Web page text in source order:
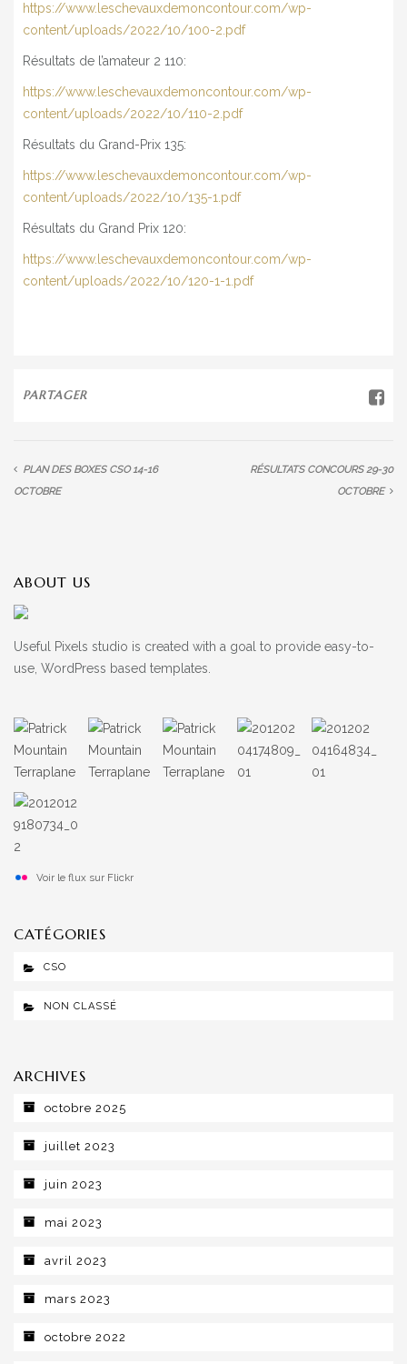
https://www.leschevauxdemoncontour.com/wp-
content/uploads/2022/10/100-2.pdf
Résultats de l’amateur 2 110:
https://www.leschevauxdemoncontour.com/wp-
content/uploads/2022/10/110-2.pdf
Résultats du Grand-Prix 135:
https://www.leschevauxdemoncontour.com/wp-
content/uploads/2022/10/135-1.pdf
Résultats du Grand Prix 120:
https://www.leschevauxdemoncontour.com/wp-
content/uploads/2022/10/120-1-1.pdf
PARTAGER
PLAN DES BOXES CSO 14-16
OCTOBRE
RÉSULTATS CONCOURS 29-30
OCTOBRE
ABOUT US
Useful Pixels studio is created with a goal to provide easy-to-
use, WordPress based templates.
Voir le flux sur Flickr
CATÉGORIES
CSO
NON CLASSÉ
ARCHIVES
octobre 2025
juillet 2023
juin 2023
mai 2023
avril 2023
mars 2023
octobre 2022